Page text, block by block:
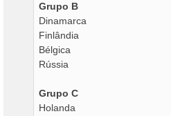
Grupo B
Dinamarca
Finlândia
Bélgica
Rússia
Grupo C
Holanda